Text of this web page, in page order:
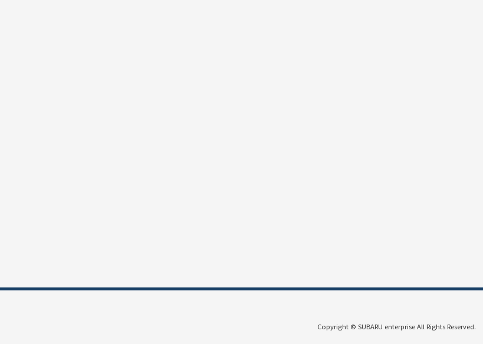
Copyright © SUBARU enterprise All Rights Reserved.